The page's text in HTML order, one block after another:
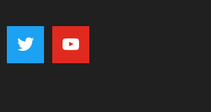
twitter youtube